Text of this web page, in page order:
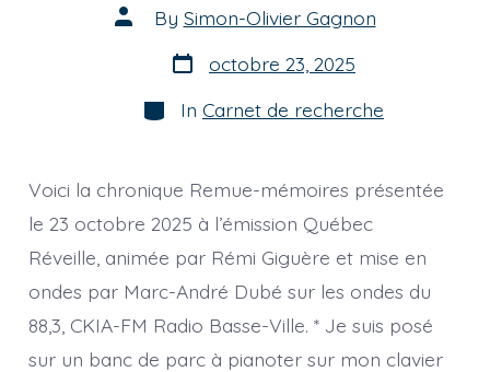
Post
author
By Simon-Olivier Gagnon
Post
date
octobre 23, 2025
Categories
In Carnet de recherche
Voici la chronique Remue-mémoires présentée
le 23 octobre 2025 à l’émission Québec
Réveille, animée par Rémi Giguère et mise en
ondes par Marc-André Dubé sur les ondes du
88,3, CKIA-FM Radio Basse-Ville. * Je suis posé
sur un banc de parc à pianoter sur mon clavier